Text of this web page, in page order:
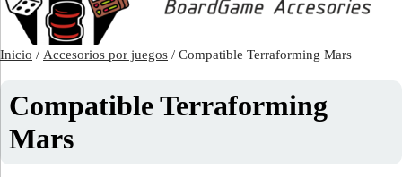
Inicio / Accesorios por juegos / Compatible Terraforming Mars
Compatible Terraforming
Mars